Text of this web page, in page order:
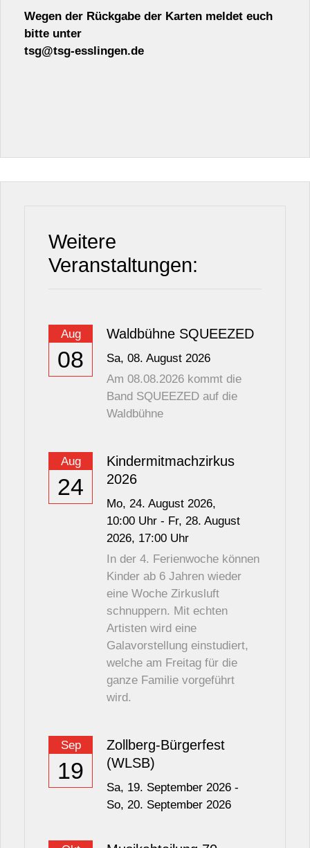
Wegen der Rückgabe der Karten meldet euch
bitte unter
tsg@tsg-esslingen.de
Weitere
Veranstaltungen:
Aug
08
Waldbühne SQUEEZED
Sa, 08. August 2026
Am 08.08.2026 kommt die
Band SQUEEZED auf die
Waldbühne
Aug
24
Kindermitmachzirkus
2026
Mo, 24. August 2026,
10:00 Uhr - Fr, 28. August
2026, 17:00 Uhr
In der 4. Ferienwoche können
Kinder ab 6 Jahren wieder
eine Woche Zirkusluft
schnuppern. Mit echten
Artisten wird eine
Galavorstellung einstudiert,
welche am Freitag für die
ganze Familie vorgeführt
wird.
Sep
19
Zollberg-Bürgerfest
(WLSB)
Sa, 19. September 2026 -
So, 20. September 2026